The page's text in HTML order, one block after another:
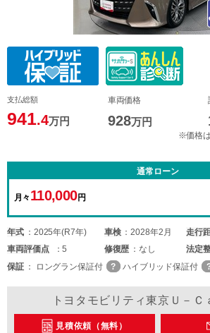
支払総額
941.4万円
車両価格
928万円
※価格
通常ローン
月々 110,000円
年式 2025年(R7年) 車検 2028年2月 走行
車両評価点 5 修復歴 なし 法定
保証
ロングラン保証付 ハイブリッド保証付
トヨタモビリティ東京Ｕ－Ｃ
見積依頼（無料）